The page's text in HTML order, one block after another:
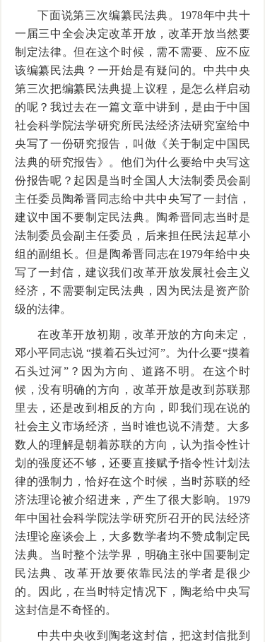
下面说第三次编纂民法典。1978年中共十
一届三中全会决定改革开放，改革开放当然要
制定法律。但在这个时候，需不需要、应不应
该编纂民法典？一开始是有疑问的。中共中央
第三次把编纂民法典提上议程，是怎么样启动
的呢？我过去在一篇文章中讲到，是由于中国
社会科学院法学研究所民法经济法研究室给中
央写了一份研究报告，叫做《关于制定中国民
法典的研究报告》。他们为什么要给中央写这
份报告呢？起因是当时全国人大法制委员会副
主任委员陶希晋同志给中共中央写了一封信，
建议中国不要制定民法典。陶希晋同志当时是
法制委员会副主任委员，后来担任民法起草小
组的副组长。但是陶希晋同志在1979年给中央
写了一封信，建议我们改革开放发展社会主义
经济，不需要制定民法典，因为民法是资产阶
级的法律。
在改革开放初期，改革开放的方向未定，
邓小平同志说 “摸着石头过河”。为什么要“摸着
石头过河”？因为方向、道路不明。在这个时
候，没有明确的方向，改革开放是改到苏联那
里去，还是改到相反的方向，即我们现在说的
社会主义市场经济，当时谁也说不清楚。大多
数人的理解是朝着苏联的方向，认为指令性计
划的强度还不够，还要直接赋予指令性计划法
律的强制力，恰好在这个时候，当时苏联的经
济法理论被介绍进来，产生了很大影响。1979
年中国社会科学院法学研究所召开的民法经济
法理论座谈会上，大多数学者均不赞成制定民
法典。当时整个法学界，明确主张中国要制定
民法典、改革开放要依靠民法的学者是很少
的。因此，在当时特定情况下，陶老给中央写
这封信是不奇怪的。
中共中央收到陶老这封信，把这封信批到